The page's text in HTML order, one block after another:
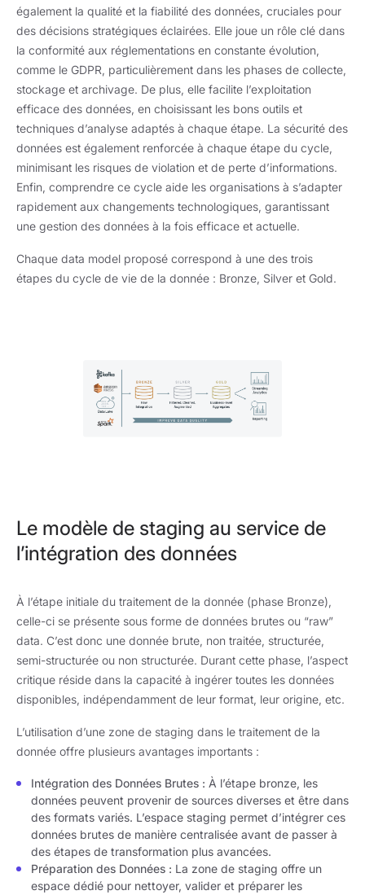
également la qualité et la fiabilité des données, cruciales pour
des décisions stratégiques éclairées. Elle joue un rôle clé dans
la conformité aux réglementations en constante évolution,
comme le GDPR, particulièrement dans les phases de collecte,
stockage et archivage. De plus, elle facilite l’exploitation
efficace des données, en choisissant les bons outils et
techniques d’analyse adaptés à chaque étape. La sécurité des
données est également renforcée à chaque étape du cycle,
minimisant les risques de violation et de perte d’informations.
Enfin, comprendre ce cycle aide les organisations à s’adapter
rapidement aux changements technologiques, garantissant
une gestion des données à la fois efficace et actuelle.
Chaque data model proposé correspond à une des trois
étapes du cycle de vie de la donnée : Bronze, Silver et Gold.
Le modèle de staging au service de
l’intégration des données
À l’étape initiale du traitement de la donnée (phase Bronze),
celle-ci se présente sous forme de données brutes ou “raw”
data. C’est donc une donnée brute, non traitée, structurée,
semi-structurée ou non structurée. Durant cette phase, l’aspect
critique réside dans la capacité à ingérer toutes les données
disponibles, indépendamment de leur format, leur origine, etc.
L’utilisation d’une zone de staging dans le traitement de la
donnée offre plusieurs avantages importants :
Intégration des Données Brutes : À l’étape bronze, les
données peuvent provenir de sources diverses et être dans
des formats variés. L’espace staging permet d’intégrer ces
données brutes de manière centralisée avant de passer à
des étapes de transformation plus avancées.
Préparation des Données : La zone de staging offre un
espace dédié pour nettoyer, valider et préparer les